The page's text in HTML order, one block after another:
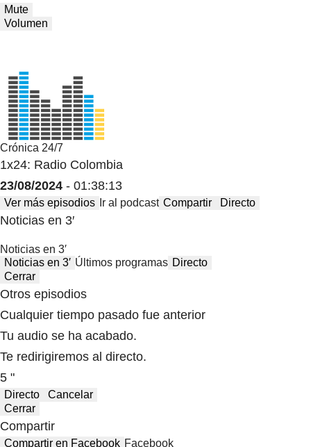
Mute
Volumen
Crónica 24/7
1x24: Radio Colombia
23/08/2024 - 01:38:13
Ver más episodios Ir al podcast Compartir Directo
Noticias en 3′
Noticias en 3′
Noticias en 3′ Últimos programas Directo
Cerrar
Otros episodios
Cualquier tiempo pasado fue anterior
Tu audio se ha acabado.
Te redirigiremos al directo.
5 "
Directo
Cancelar
Cerrar
Compartir
Compartir en Facebook Facebook